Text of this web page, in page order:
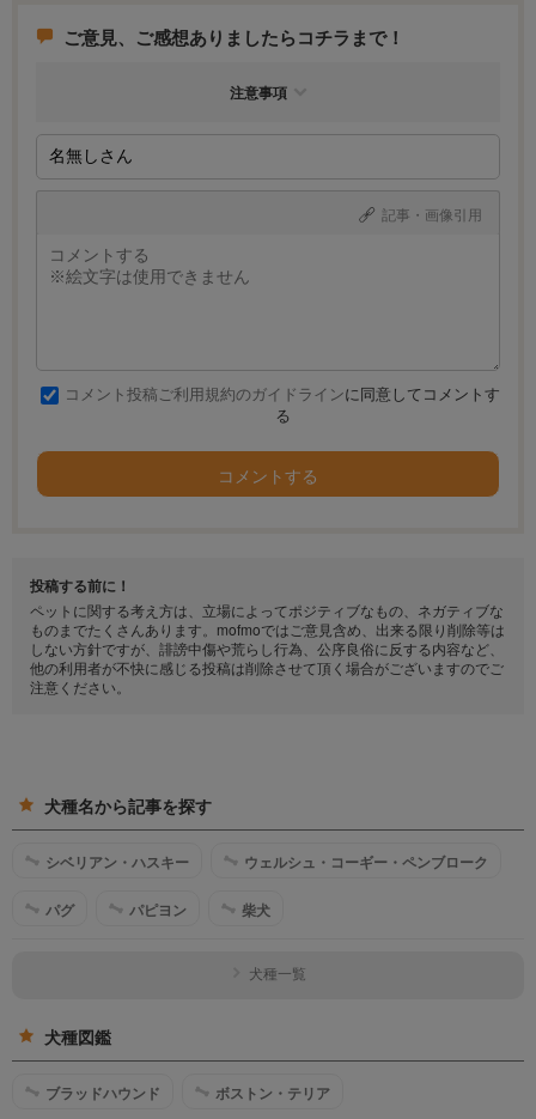
ご意見、ご感想ありましたらコチラまで！
注意事項
記事・画像引用
コメント投稿ご利用規約のガイドラインに同意してコメントす
る
コメントする
投稿する前に！
ペットに関する考え方は、立場によってポジティブなもの、ネガティブな
ものまでたくさんあります。mofmoではご意見含め、出来る限り削除等は
しない方針ですが、誹謗中傷や荒らし行為、公序良俗に反する内容など、
他の利用者が不快に感じる投稿は削除させて頂く場合がございますのでご
注意ください。
犬種名から記事を探す
シベリアン・ハスキー ウェルシュ・コーギー・ペンブローク
パグ パピヨン 柴犬
犬種一覧
犬種図鑑
ブラッドハウンド ボストン・テリア